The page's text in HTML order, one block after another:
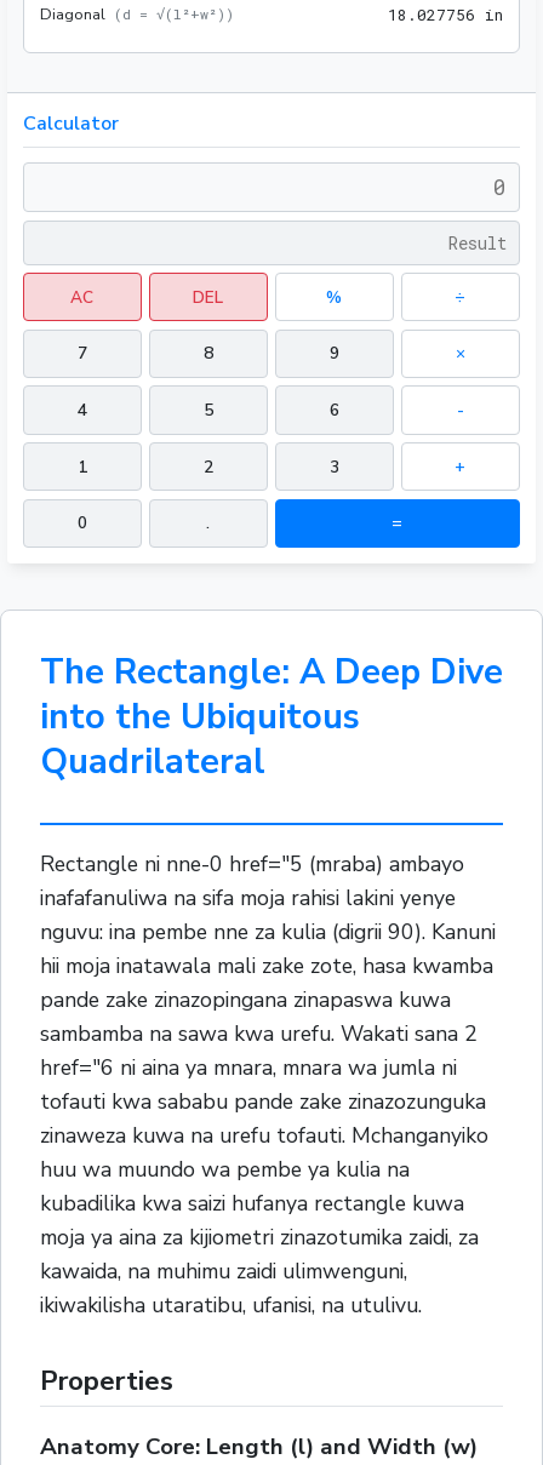
Diagonal ( d = √(l²+w²) ) 18 .027756 in
Calculator
AC DEL % ÷
7 8 9 ×
4 5 6 -
1 2 3 +
0 . =
The Rectangle: A Deep Dive
into the Ubiquitous
Quadrilateral
Rectangle ni nne-0 href="5 (mraba) ambayo
inafafanuliwa na sifa moja rahisi lakini yenye
nguvu: ina pembe nne za kulia (digrii 90). Kanuni
hii moja inatawala mali zake zote, hasa kwamba
pande zake zinazopingana zinapaswa kuwa
sambamba na sawa kwa urefu. Wakati sana 2
href="6 ni aina ya mnara, mnara wa jumla ni
tofauti kwa sababu pande zake zinazozunguka
zinaweza kuwa na urefu tofauti. Mchanganyiko
huu wa muundo wa pembe ya kulia na
kubadilika kwa saizi hufanya rectangle kuwa
moja ya aina za kijiometri zinazotumika zaidi, za
kawaida, na muhimu zaidi ulimwenguni,
ikiwakilisha utaratibu, ufanisi, na utulivu.
Properties
Anatomy Core: Length (l) and Width (w)